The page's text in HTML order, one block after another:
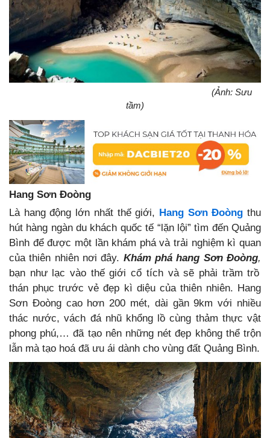
(Ảnh: Sưu
tầm)
Hang Sơn Đoòng
Là hang động lớn nhất thế giới, Hang Sơn Đoòng thu
hút hàng ngàn du khách quốc tế “lặn lội” tìm đến Quảng
Bình để được một lần khám phá và trải nghiệm kì quan
của thiên nhiên nơi đây. Khám phá hang Sơn Đoòng,
bạn như lạc vào thế giới cổ tích và sẽ phải trầm trồ
thán phục trước vẻ đẹp kì diệu của thiên nhiên. Hang
Sơn Đoòng cao hơn 200 mét, dài gần 9km với nhiều
thác nước, vách đá nhũ khổng lồ cùng thảm thực vật
phong phú,… đã tạo nên những nét đẹp không thể trộn
lẫn mà tạo hoá đã ưu ái dành cho vùng đất Quảng Bình.